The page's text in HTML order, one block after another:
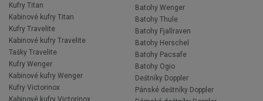
Kufry Titan
Kabinové kufry Titan
Kufry Travelite
Kabinové kufry Travelite
Tašky Travelite
Kufry Wenger
Kabinové kufry Wenger
Kufry Victorinox
Kabinové kufry Victorinox
Batohy Wenger
Batohy Thule
Batohy Fjallraven
Batohy Herschel
Batohy Pacsafe
Batohy Ogio
Deštníky Doppler
Pánské deštníky Doppler